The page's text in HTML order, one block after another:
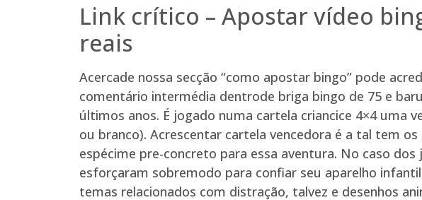
Link crítico – Apostar vídeo
reais
Acercade nossa secção “como apostar bingo” pode
comentário intermédia dentrode briga bingo de 75 e
últimos anos. É jogado numa cartela criancice 4×4 uma
ou branco). Acrescentar cartela vencedora é a tal tem
espécime pre-concreto para essa aventura. No caso
esforçaram sobremodo para confiar seu aparelho
temas relacionados com distração, talvez e desenhos